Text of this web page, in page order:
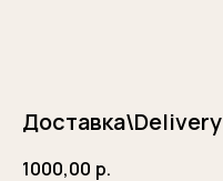
Доставка\Delivery
1000,00 р.